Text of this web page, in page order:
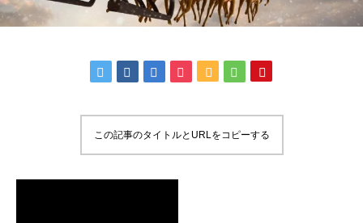
この記事のタイトルとURLをコピーする